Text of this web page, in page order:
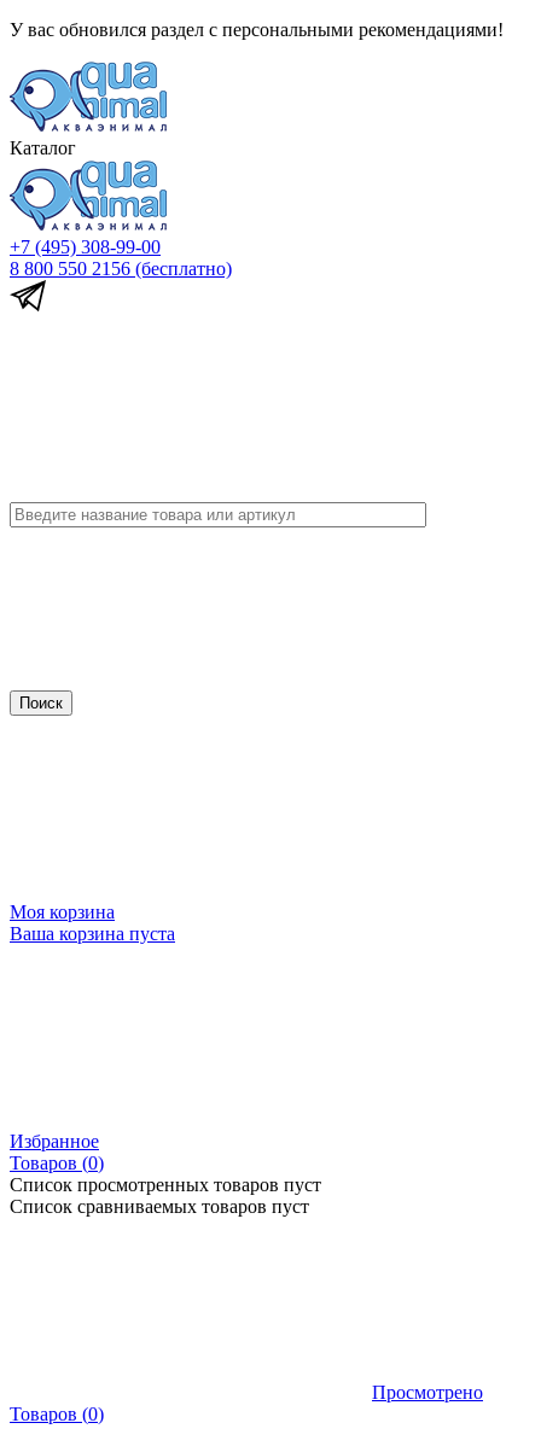
У вас обновился раздел с персональными рекомендациями!
Каталог
+7 (495) 308-99-00
8 800 550 2156 (бесплатно)
Моя корзина
Ваша корзина пуста
Избранное
Товаров (0)
Список просмотренных товаров пуст
Список сравниваемых товаров пуст
Просмотрено
Товаров (0)